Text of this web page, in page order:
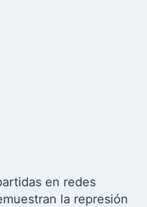
en redes
la represión